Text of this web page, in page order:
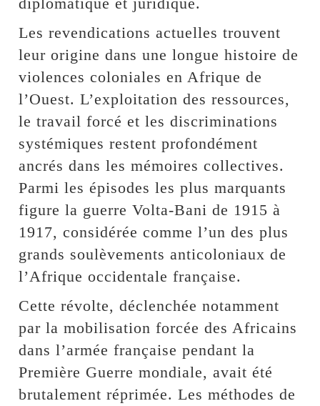
Les revendications actuelles trouvent
leur origine dans une longue histoire de
violences coloniales en Afrique de
l’Ouest. L’exploitation des ressources,
le travail forcé et les discriminations
systémiques restent profondément
ancrés dans les mémoires collectives.
Parmi les épisodes les plus marquants
figure la guerre Volta-Bani de 1915 à
1917, considérée comme l’un des plus
grands soulèvements anticoloniaux de
l’Afrique occidentale française.
Cette révolte, déclenchée notamment
par la mobilisation forcée des Africains
dans l’armée française pendant la
Première Guerre mondiale, avait été
brutalement réprimée. Les méthodes de